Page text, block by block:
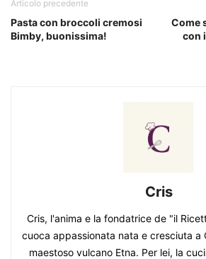
Articolo precedente
Pasta con broccoli cremosi
Bimby, buonissima!
Come
con
Cris
Cris, l'anima e la fondatrice de "il
cuoca appassionata nata e cresciuta a
maestoso vulcano Etna. Per lei, la